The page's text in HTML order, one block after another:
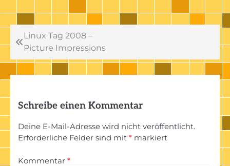
Beitragsnavigation
Linux Tag 2008 –
Picture Impressions
Schreibe einen Kommentar
Deine E-Mail-Adresse wird nicht veröffentlicht.
Erforderliche Felder sind mit * markiert
Kommentar *